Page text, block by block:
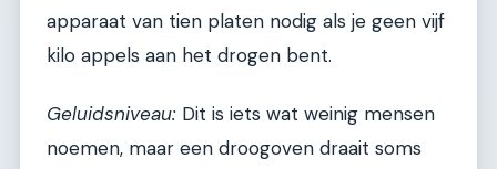
apparaat van tien platen nodig als je geen vijf
kilo appels aan het drogen bent.
Geluidsniveau: Dit is iets wat weinig mensen
noemen, maar een droogoven draait soms